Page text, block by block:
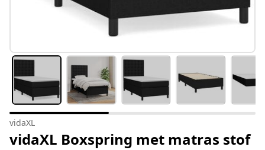
vidaXL
vidaXL Boxspring met matras stof